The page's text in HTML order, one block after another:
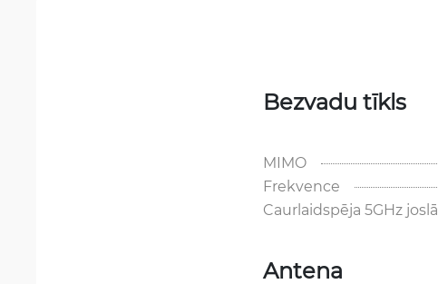
Bezvadu tīkls
MIMO
Frekvence
Caurlaidspēja 5GHz joslā
Antena